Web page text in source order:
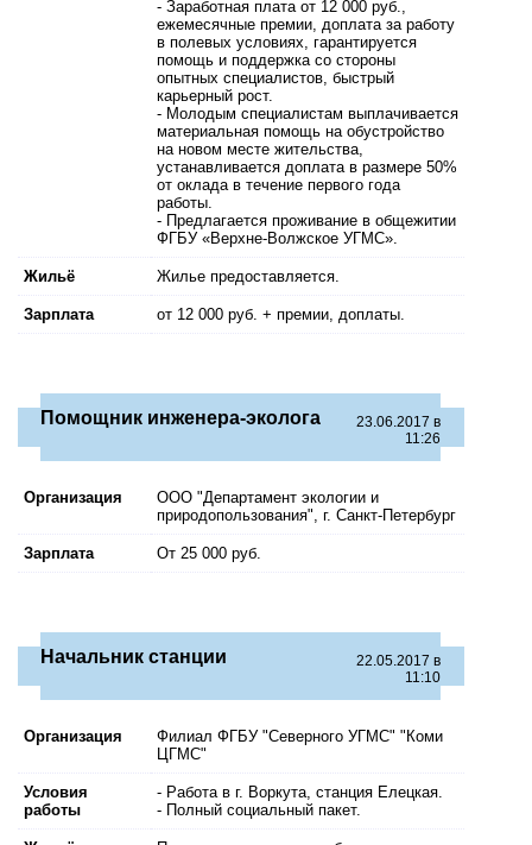
- Заработная плата от 12 000 руб.,
ежемесячные премии, доплата за работу
в полевых условиях, гарантируется
помощь и поддержка со стороны
опытных специалистов, быстрый
карьерный рост.
- Молодым специалистам выплачивается
материальная помощь на обустройство
на новом месте жительства,
устанавливается доплата в размере 50%
от оклада в течение первого года
работы.
- Предлагается проживание в общежитии
ФГБУ «Верхне-Волжское УГМС».
Жильё Жилье предоставляется.
Зарплата от 12 000 руб. + премии, доплаты.
Помощник инженера-эколога
23.06.2017 в
11:26
Организация
ООО "Департамент экологии и
природопользования", г. Санкт-Петербург
Зарплата От 25 000 руб.
Начальник станции
22.05.2017 в
11:10
Организация
Филиал ФГБУ "Северного УГМС" "Коми
ЦГМС"
Условия
работы
- Работа в г. Воркута, станция Елецкая.
- Полный социальный пакет.